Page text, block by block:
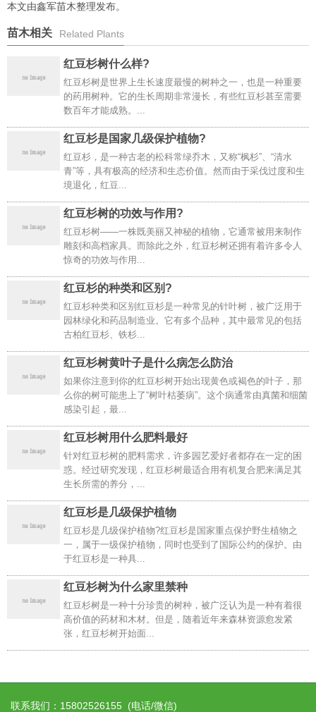
本文由鑫军苗木整理发布。
苗木相关 Related Plants
红豆杉树什么样?
红豆杉树是世界上生长速度最慢的树种之一，也是一种重要
的药用树种。它的生长周期非常漫长，有些红豆杉甚至需要
数百年才能成熟。...
红豆杉是国家几级保护植物?
红豆杉，是一种古老的松科常绿乔木，又称“枫杉”、“清水
青”等，具有极高的经济和生态价值。然而由于采伐过度和生
境退化，红豆...
红豆杉树的功效与作用?
红豆杉树——一株既美丽又神秘的植物，它通常被用来制作
雕刻和高档家具。而除此之外，红豆杉树还拥有着许多令人
惊奇的功效与作用...
红豆杉的种类和区别?
红豆杉种类和区别红豆杉是一种常见的针叶树，被广泛用于
园林绿化和药品制造业。它有多个品种，其中最常见的包括
古柏红豆杉、铁杉...
红豆杉树黄叶子是什么病怎么防治
如果你注意到你的红豆杉树开始出现黄色或褐色的叶子，那
么你的树可能患上了“树叶枯萎病”。这个病通常由真菌和细菌
感染引起，最...
红豆杉树用什么肥料最好
针对红豆杉树的肥料需求，许多园艺爱好者都存在一定的困
惑。经过研究发现，红豆杉树最适合用有机复合肥来满足其
生长所需的养分，...
红豆杉是几级保护植物
红豆杉是几级保护植物?红豆杉是国家重点保护野生植物之
一，属于一级保护植物，同时也受到了国际公约的保护。由
于红豆杉是一种具...
红豆杉树为什么家里禁种
红豆杉树是一种十分珍贵的树种，被广泛认为是一种有着很
高价值的药材和木材。但是，随着近年来森林资源愈发紧
张，红豆杉树开始面...
联系我们： 15802526155 (电话/微信)